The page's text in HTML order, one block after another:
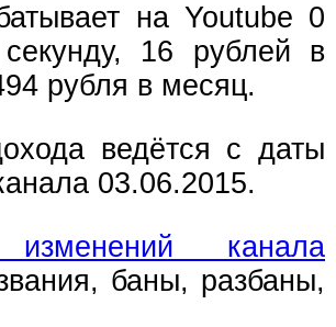
на Youtube 0
16 рублей в
рубля в месяц.
ведётся с даты
03.06.2015.
изменений канала
баны, разбаны,